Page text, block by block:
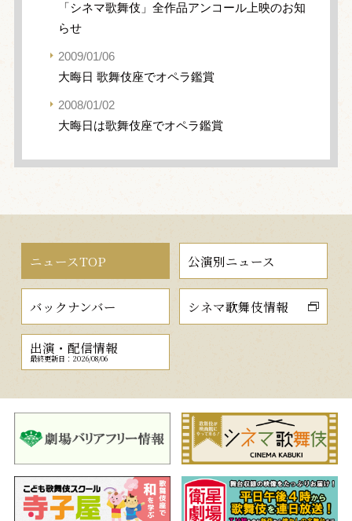
「シネマ歌舞伎」全作品アンコール上映のお知
らせ
2009/01/06
大晦日 歌舞伎座でオペラ鑑賞
2008/01/02
大晦日は歌舞伎座でオペラ鑑賞
ニュースTOP 公演別ニュース
バックナンバー シネマ歌舞伎情報
出演・配信情報
最終更新日：2026/08/06